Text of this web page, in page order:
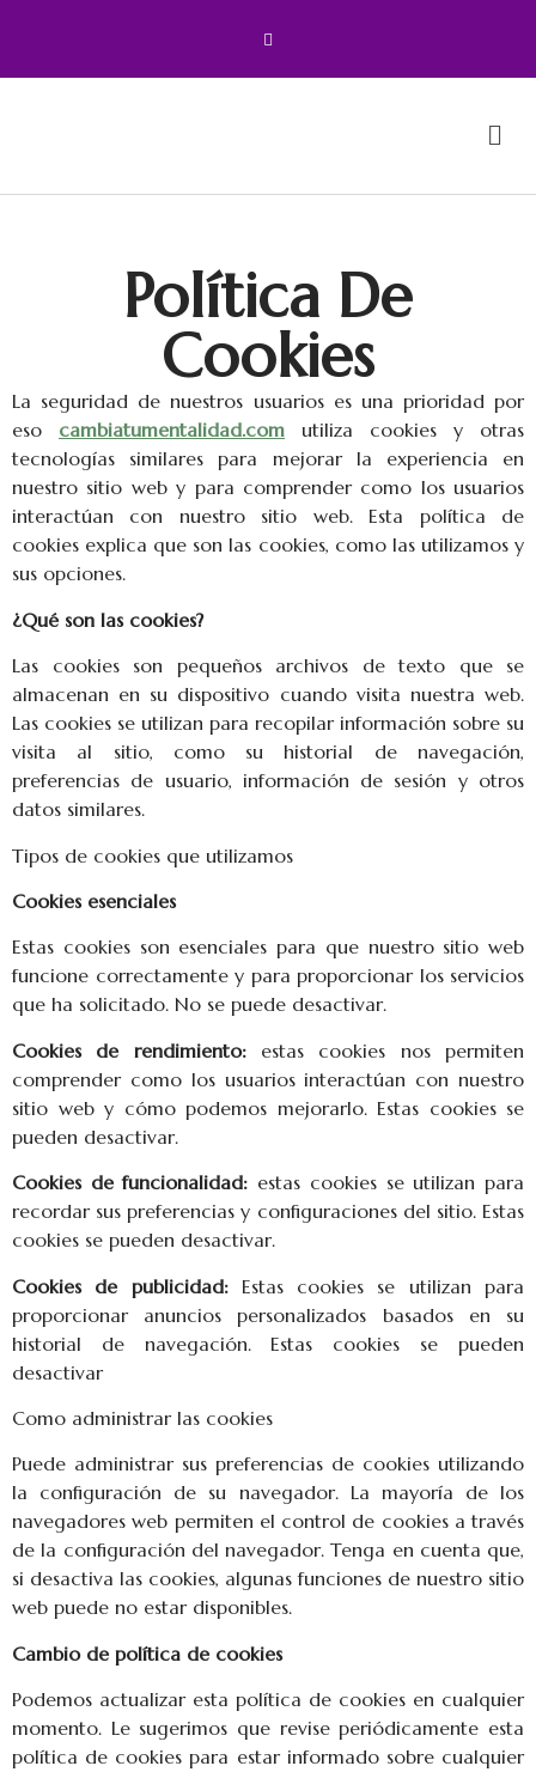
Política De
Cookies
La seguridad de nuestros usuarios es una prioridad por
eso cambiatumentalidad.com utiliza cookies y otras
tecnologías similares para mejorar la experiencia en
nuestro sitio web y para comprender como los usuarios
interactúan con nuestro sitio web. Esta política de
cookies explica que son las cookies, como las utilizamos y
sus opciones.
¿Qué son las cookies?
Las cookies son pequeños archivos de texto que se
almacenan en su dispositivo cuando visita nuestra web.
Las cookies se utilizan para recopilar información sobre su
visita al sitio, como su historial de navegación,
preferencias de usuario, información de sesión y otros
datos similares.
Tipos de cookies que utilizamos
Cookies esenciales
Estas cookies son esenciales para que nuestro sitio web
funcione correctamente y para proporcionar los servicios
que ha solicitado. No se puede desactivar.
Cookies de rendimiento:estas cookies nos permiten
comprender como los usuarios interactúan con nuestro
sitio web y cómo podemos mejorarlo. Estas cookies se
pueden desactivar.
Cookies de funcionalidad: estas cookies se utilizan para
recordar sus preferencias y configuraciones del sitio. Estas
cookies se pueden desactivar.
Cookies de publicidad:Estas cookies se utilizan para
proporcionar anuncios personalizados basados en su
historial de navegación. Estas cookies se pueden
desactivar
Como administrar las cookies
Puede administrar sus preferencias de cookies utilizando
la configuración de su navegador. La mayoría de los
navegadores web permiten el control de cookies a través
de la configuración del navegador. Tenga en cuenta que,
si desactiva las cookies, algunas funciones de nuestro sitio
web puede no estar disponibles.
Cambio de política de cookies
Podemos actualizar esta política de cookies en cualquier
momento. Le sugerimos que revise periódicamente esta
política de cookies para estar informado sobre cualquier